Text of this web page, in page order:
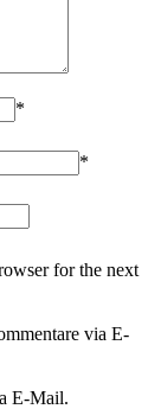
*
*
for the next
via E-
E-Mail.